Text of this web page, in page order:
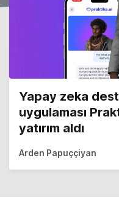
Yapay zeka
uygulaması
yatırım aldı
Arden Papuççiyan